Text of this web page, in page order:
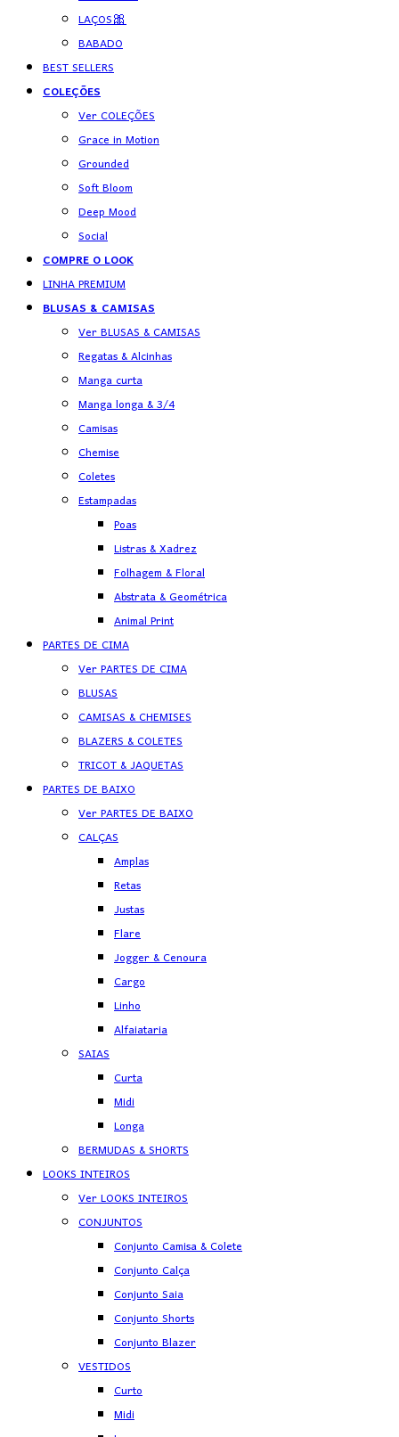
LAÇOS🎀
BABADO
BEST SELLERS
COLEÇÕES
Ver COLEÇÕES
Grace in Motion
Grounded
Soft Bloom
Deep Mood
Social
COMPRE O LOOK
LINHA PREMIUM
BLUSAS & CAMISAS
Ver BLUSAS & CAMISAS
Regatas & Alcinhas
Manga curta
Manga longa & 3/4
Camisas
Chemise
Coletes
Estampadas
Poas
Listras & Xadrez
Folhagem & Floral
Abstrata & Geométrica
Animal Print
PARTES DE CIMA
Ver PARTES DE CIMA
BLUSAS
CAMISAS & CHEMISES
BLAZERS & COLETES
TRICOT & JAQUETAS
PARTES DE BAIXO
Ver PARTES DE BAIXO
CALÇAS
Amplas
Retas
Justas
Flare
Jogger & Cenoura
Cargo
Linho
Alfaiataria
SAIAS
Curta
Midi
Longa
BERMUDAS & SHORTS
LOOKS INTEIROS
Ver LOOKS INTEIROS
CONJUNTOS
Conjunto Camisa & Colete
Conjunto Calça
Conjunto Saia
Conjunto Shorts
Conjunto Blazer
VESTIDOS
Curto
Midi